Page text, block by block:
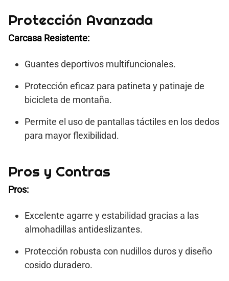
Protección Avanzada
Carcasa Resistente:
Guantes deportivos multifuncionales.
Protección eficaz para patineta y patinaje de
bicicleta de montaña.
Permite el uso de pantallas táctiles en los dedos
para mayor flexibilidad.
Pros y Contras
Pros:
Excelente agarre y estabilidad gracias a las
almohadillas antideslizantes.
Protección robusta con nudillos duros y diseño
cosido duradero.